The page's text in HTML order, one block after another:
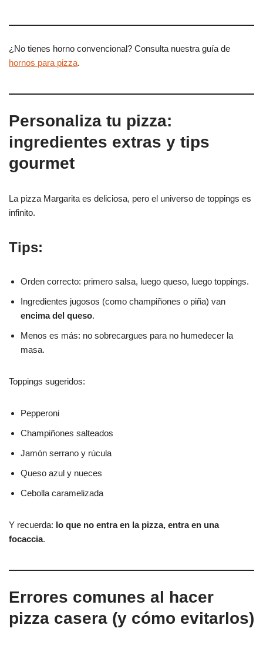
¿No tienes horno convencional? Consulta nuestra guía de
hornos para pizza.
Personaliza tu pizza:
ingredientes extras y tips
gourmet
La pizza Margarita es deliciosa, pero el universo de toppings es
infinito.
Tips:
Orden correcto: primero salsa, luego queso, luego toppings.
Ingredientes jugosos (como champiñones o piña) van
encima del queso.
Menos es más: no sobrecargues para no humedecer la
masa.
Toppings sugeridos:
Pepperoni
Champiñones salteados
Jamón serrano y rúcula
Queso azul y nueces
Cebolla caramelizada
Y recuerda: lo que no entra en la pizza, entra en una
focaccia.
Errores comunes al hacer
pizza casera (y cómo evitarlos)